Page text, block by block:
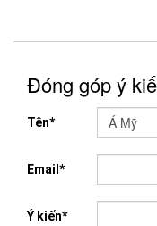
Đóng góp ý
Tên*
Email*
Ý kiến*